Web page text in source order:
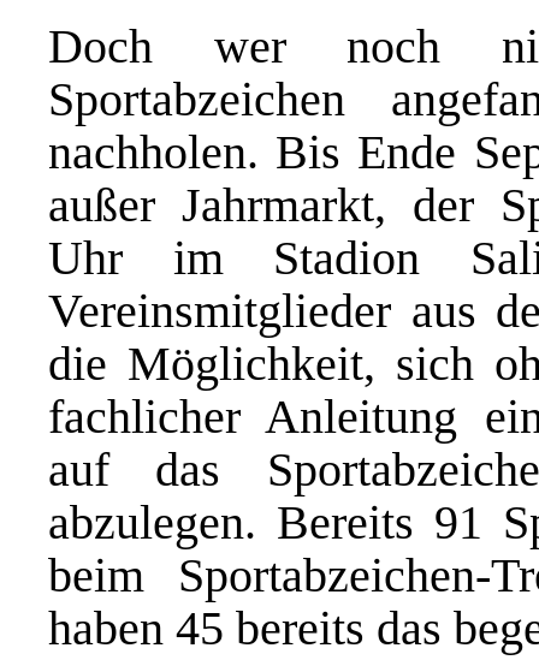
Doch wer noch
Sportabzeichen
nachholen. Bis Ende
außer Jahrmarkt, der
Uhr im Stadion
Vereinsmitglieder aus
die Möglichkeit, sich
fachlicher Anleitung
auf das
abzulegen. Bereits 91
beim
haben 45 bereits das